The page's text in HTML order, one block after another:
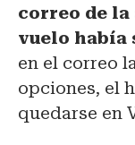
correo de
vuelo había
en el correo
opciones, el
quedarse en